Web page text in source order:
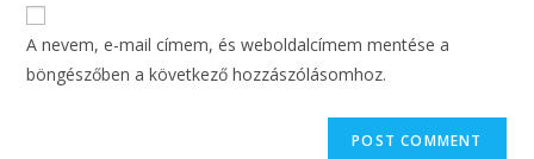
A nevem, e-mail címem, és weboldalcímem mentése a
böngészőben a következő hozzászólásomhoz.